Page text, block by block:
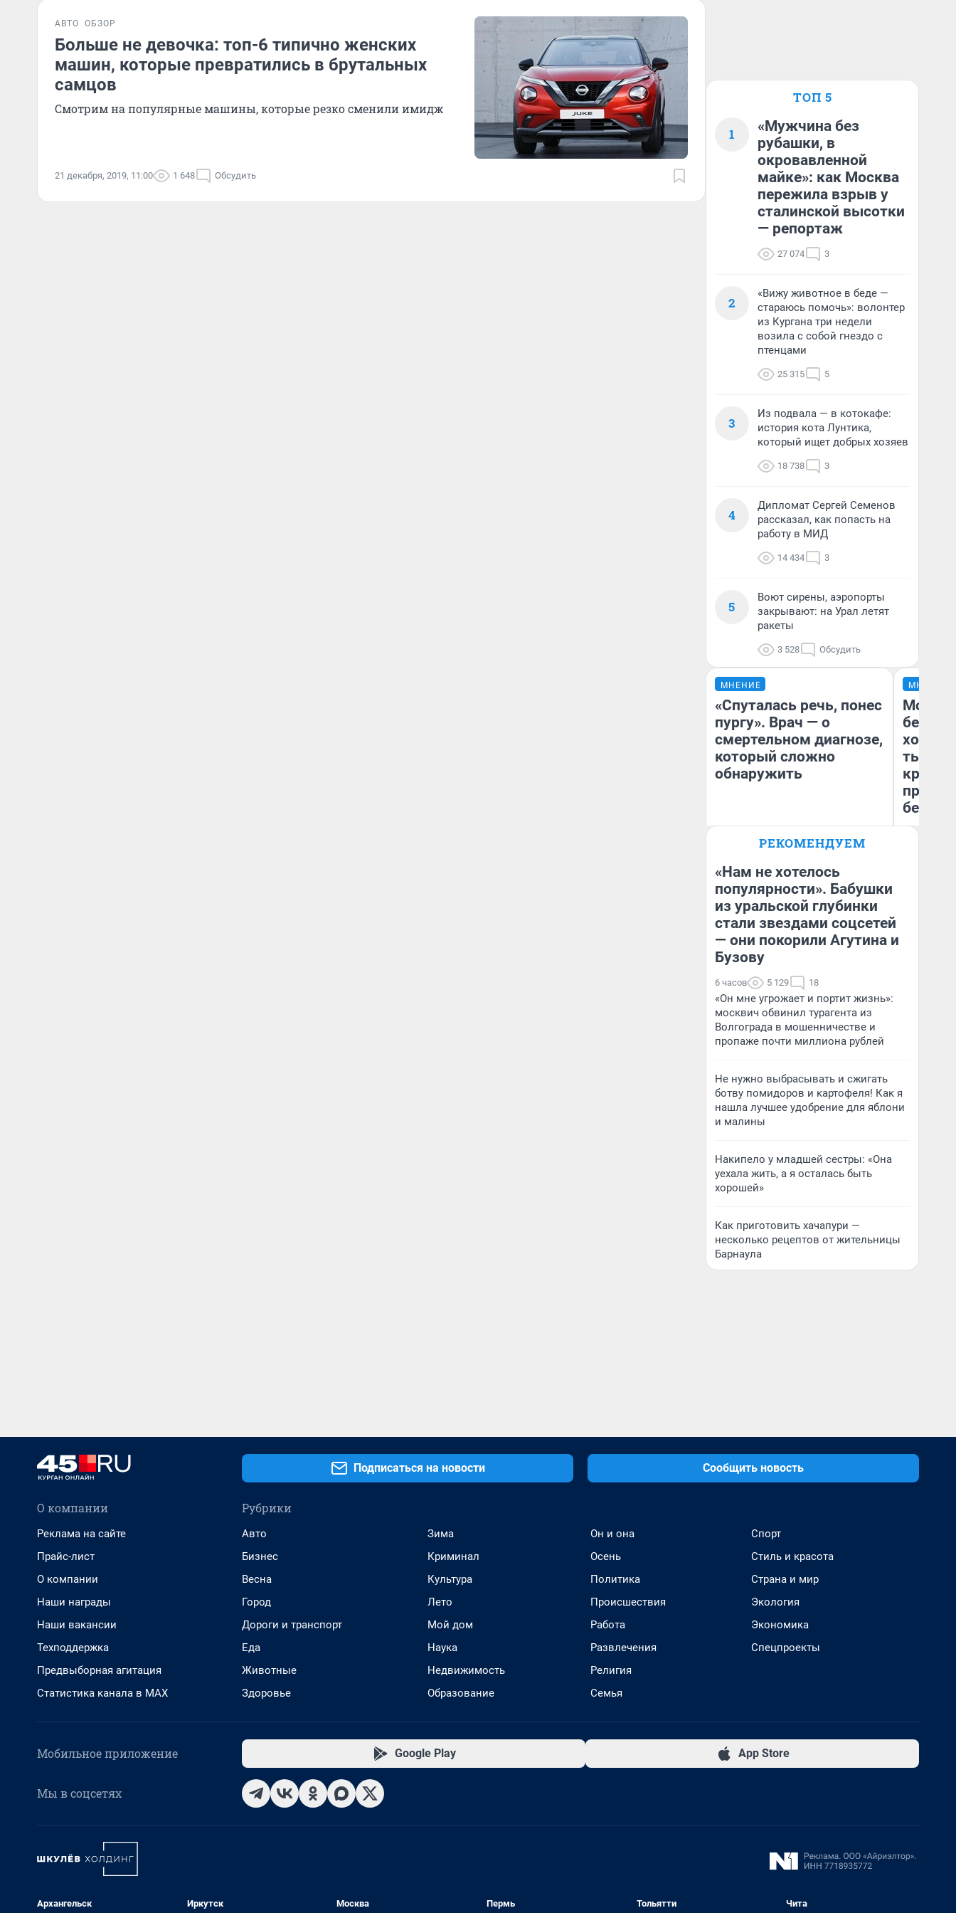
АВТО ОБЗОР
Больше не девочка: топ-6 типично женских
машин, которые превратились в брутальных
самцов
Смотрим на популярные машины, которые резко сменили имидж
21 декабря, 2019, 11:00 1 648 Обсудить
ТОП 5
1
«Мужчина без
рубашки, в
окровавленной
майке»: как Москва
пережила взрыв у
сталинской высотки
— репортаж
27 074 3
2
«Вижу животное в беде —
стараюсь помочь»: волонтер
из Кургана три недели
возила с собой гнездо с
птенцами
25 315 5
3
Из подвала — в котокафе:
история кота Лунтика,
который ищет добрых хозяев
18 738 3
4
Дипломат Сергей Семенов
рассказал, как попасть на
работу в МИД
14 434 3
5
Воют сирены, аэропорты
закрывают: на Урал летят
ракеты
3 528 Обсудить
МНЕНИЕ
«Спуталась речь, понес
пургу». Врач — о
смертельном диагнозе,
который сложно
обнаружить
Главврач клиники
Волковой»
МНЕНИЕ
Мой
хотела
тысяч,
РЕКОМЕНДУЕМ
«Нам не хотелось
популярности». Бабушки
из уральской глубинки
стали звездами соцсетей
— они покорили Агутина и
Бузову
6 часов 5 129 18
«Он мне угрожает и портит жизнь»:
москвич обвинил турагента из
Волгограда в мошенничестве и
пропаже почти миллиона рублей
Не нужно выбрасывать и сжигать
ботву помидоров и картофеля! Как я
нашла лучшее удобрение для яблони
и малины
Накипело у младшей сестры: «Она
уехала жить, а я осталась быть
хорошей»
Как приготовить хачапури —
несколько рецептов от жительницы
Барнаула
Подписаться на новости Сообщить новость
О компании
Реклама на сайте
Прайс-лист
О компании
Наши награды
Наши вакансии
Техподдержка
Предвыборная агитация
Статистика канала в MAX
Рубрики
Авто
Бизнес
Весна
Город
Дороги и транспорт
Еда
Животные
Здоровье
Зима
Криминал
Культура
Лето
Мой дом
Наука
Недвижимость
Образование
Он и она
Осень
Политика
Происшествия
Работа
Развлечения
Религия
Семья
Спорт
Стиль и красота
Страна и мир
Экология
Экономика
Спецпроекты
Мобильное приложение Google Play App Store
Мы в соцсетях
Архангельск Иркутск Москва Пермь Тольятти Чита